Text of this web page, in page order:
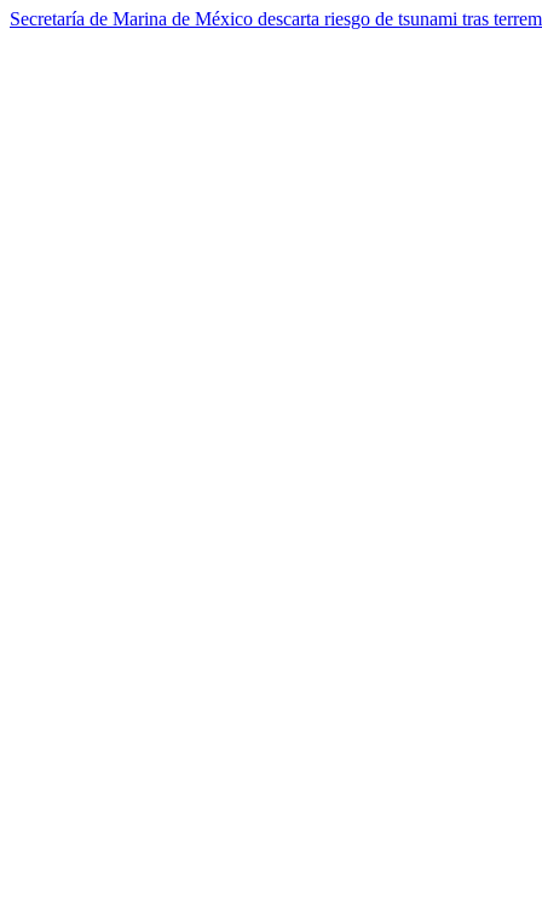
Secretaría de Marina de México descarta riesgo de tsunami tras